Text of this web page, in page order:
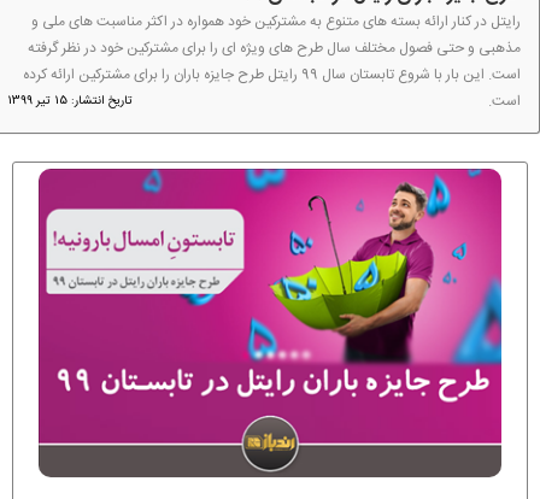
رایتل در کنار ارائه بسته های متنوع به مشترکین خود همواره در اکثر مناسبت های ملی و
مذهبی و حتی فصول مختلف سال طرح های ویژه ای را برای مشترکین خود در نظر گرفته
است. این بار با شروع تابستان سال 99 رایتل طرح جایزه باران را برای مشترکین ارائه کرده
است.
تاریخ انتشار: 15 تیر 1399